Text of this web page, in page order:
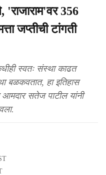
'राजाराम'वर 356
जप्तीची टांगती
स्वतः संस्था काढत
बळकवतात, हा इतिहास
आमदार सतेज पाटील यांनी